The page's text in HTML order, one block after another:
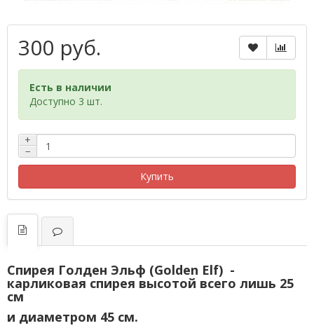
300 руб.
Есть в наличии
Доступно 3 шт.
+
−
Купить
Спирея Голден Эльф (Golden Elf) -
карликовая спирея высотой всего лишь 25
см
и диаметром 45 см.